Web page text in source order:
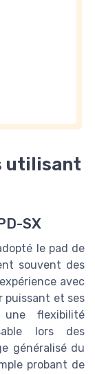
utilisant
SX
le pad de
souvent des
avec
puissant et ses
flexibilité
lors des
généralisé du
probant de